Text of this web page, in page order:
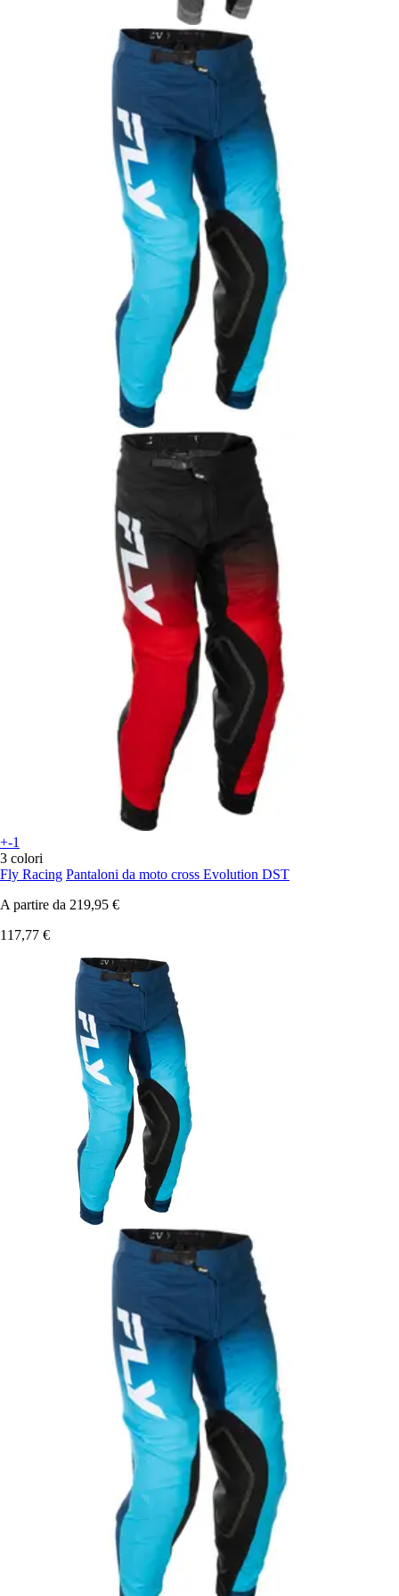
+-1
3 colori
Fly Racing Pantaloni da moto cross Evolution DST
A partire da 219,95 €
117,77 €